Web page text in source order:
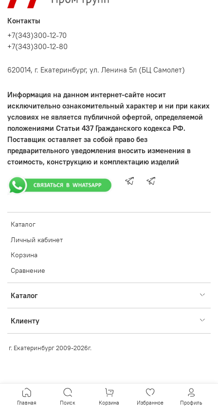
Каталог
Личный кабинет
Корзина
Сравнение
Каталог
Клиенту
Контакты
+7(343)300-12-70
+7(343)300-12-80
620014, г. Екатеринбург, ул. Ленина 5л (БЦ Самолет)
Информация на данном интернет-сайте носит
исключительно ознакомительный характер и ни при каких
условиях не является публичной офертой, определяемой
положениями Статьи 437 Гражданского кодекса РФ.
Поставщик оставляет за собой право без
предварительного уведомления вносить изменения в
стоимость, конструкцию и комплектацию изделий
г. Екатеринбург 2009-2026г.
Главная Поиск Корзина Избранное Профиль